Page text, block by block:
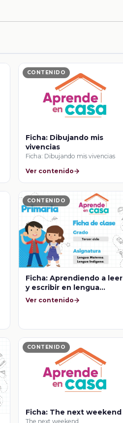
CONTENIDO
Ficha: Dibujando mis
vivencias
Ficha: Dibujando mis vivencias
Ver contenido
CONTENIDO
Ficha: Aprendiendo a leer
y escribir en lengua
indígena y en español Ix
Ver contenido
CONTENIDO
Ficha: The next weekend
The next weekend